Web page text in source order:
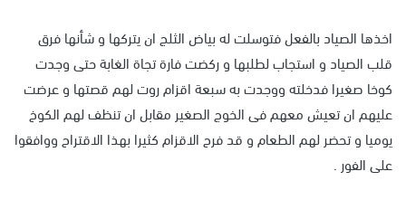
اخذها الصياد بالفعل فتوسلت له بياض الثلج ان يتركها و شأنها فرق
قلب الصياد و استجاب لطلبها و ركضت فارة تجاة الغابة حتى وجدت
كوخا صغيرا فدخلته ووجدت به سبعة اقزام روت لهم قصتها و عرضت
عليهم ان تعيش معهم فى الخوج الصغير مقابل ان تنظف لهم الكوخ
يوميا و تحضر لهم الطعام و قد فرح الاقزام كثيرا بهذا الاقتراح ووافقوا
على الفور .